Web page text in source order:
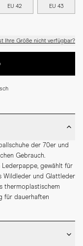
EU 42 EU 43
Ihre Größe nicht verfügbar?
der 70er und
Gebrauch.
gewählt für
Wildleder und Glattleder
thermoplastischem
für dauerhaften